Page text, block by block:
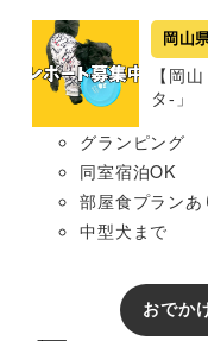
岡山
【岡
タ-」
グランピング
同室宿泊OK
部屋食プランあ
中型犬まで
おでか